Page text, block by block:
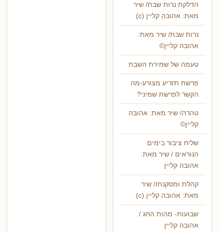
הדלקת נרות שבת/ שיר
מאת: אהובה קליין (c)
נרות שבת/ שיר מאת:
אהובה קליין©
טעמה של שמירת השבת
פרשת תזריע מצורע-מה
הקשר לפרשת שמיני?
טהרה/ שיר מאת: אהובה
קליין©
שליח ציבור בימים
הנוראים / שיר מאת:
אהובה קליין
קהלת ומסקנתו/ שיר
מאת: אהובה קליין (c)
שבועות- מהות החג /
אהובה קליין